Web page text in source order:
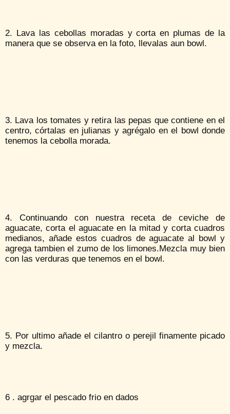
2. Lava las cebollas moradas y corta en plumas de la
manera que se observa en la foto, llevalas aun bowl.
3. Lava los tomates y retira las pepas que contiene en el
centro, córtalas en julianas y agrégalo en el bowl donde
tenemos la cebolla morada.
4. Continuando con nuestra receta de ceviche de
aguacate, corta el aguacate en la mitad y corta cuadros
medianos, añade estos cuadros de aguacate al bowl y
agrega tambien el zumo de los limones.Mezcla muy bien
con las verduras que tenemos en el bowl.
5. Por ultimo añade el cilantro o perejil finamente picado
y mezcla.
6 . agrgar el pescado frio en dados